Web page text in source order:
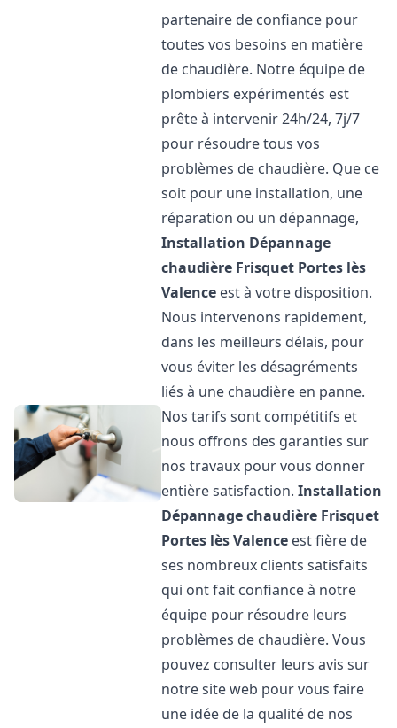
partenaire de confiance pour
toutes vos besoins en matière
de chaudière. Notre équipe de
plombiers expérimentés est
prête à intervenir 24h/24, 7j/7
pour résoudre tous vos
problèmes de chaudière. Que ce
soit pour une installation, une
réparation ou un dépannage,
Installation Dépannage
chaudière Frisquet Portes lès
Valence est à votre disposition.
Nous intervenons rapidement,
dans les meilleurs délais, pour
vous éviter les désagréments
liés à une chaudière en panne.
Nos tarifs sont compétitifs et
nous offrons des garanties sur
nos travaux pour vous donner
entière satisfaction.Installation
Dépannage chaudière Frisquet
Portes lès Valence est fière de
ses nombreux clients satisfaits
qui ont fait confiance à notre
équipe pour résoudre leurs
problèmes de chaudière. Vous
pouvez consulter leurs avis sur
notre site web pour vous faire
une idée de la qualité de nos